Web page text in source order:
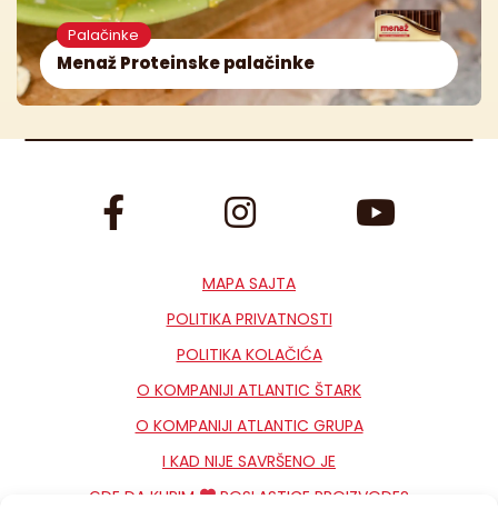
Menaž Proteinske palačinke
Palačinke
MAPA SAJTA
POLITIKA PRIVATNOSTI
POLITIKA KOLAČIĆA
O KOMPANIJI ATLANTIC ŠTARK
O KOMPANIJI ATLANTIC GRUPA
I KAD NIJE SAVRŠENO JE
GDE DA KUPIM
POSLASTICE PROIZVODE?